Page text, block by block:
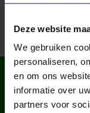
Deze website
We gebruiken
personaliseren,
en om ons
informatie over
partners voor
WIST